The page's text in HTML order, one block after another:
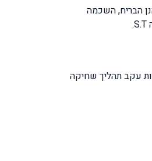
הבריח, השכמה
עקב תהליך שחיקה